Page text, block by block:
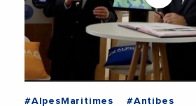
#AlpesMaritimes
#Antibes